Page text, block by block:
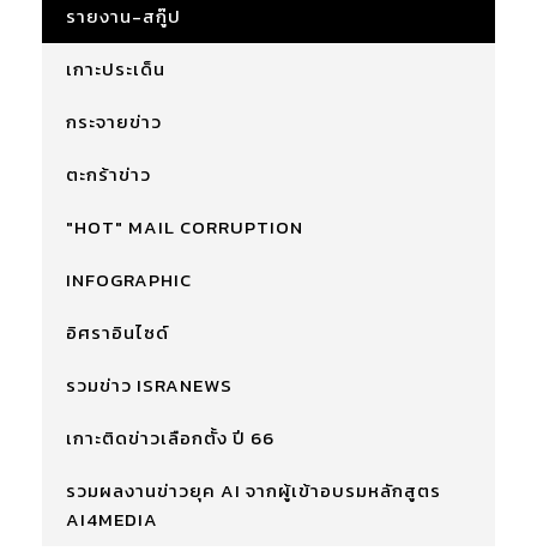
รายงาน-สกู๊ป
เกาะประเด็น
กระจายข่าว
ตะกร้าข่าว
"HOT" MAIL CORRUPTION
INFOGRAPHIC
อิศราอินไซด์
รวมข่าว ISRANEWS
เกาะติดข่าวเลือกตั้ง ปี 66
รวมผลงานข่าวยุค AI จากผู้เข้าอบรมหลักสูตร
AI4MEDIA